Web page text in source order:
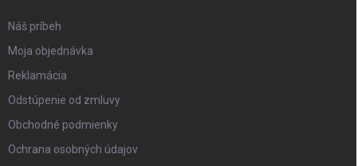
Náš príbeh
Moja objednávka
Reklamácia
Odstúpenie od zmluvy
Obchodné podmienky
Ochrana osobných údajov